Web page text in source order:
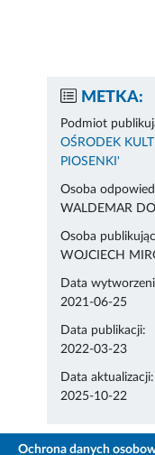
METKA:
Podmiot
OŚRODEK
PIOSENKI'
Osoba
WALDEMAR
Osoba
WOJCIECH
Data
2021-06-25
Data publikacji:
2022-03-23
Data aktualizacji:
2025-10-22
Ochrona danych